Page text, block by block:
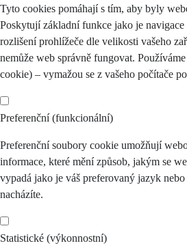
Tyto cookies pomáhají s tím, aby byly
Poskytují základní funkce jako je navigace
rozlišení prohlížeče dle velikosti vašeho
nemůže web správně fungovat.
cookie) – vymažou se z vašeho počítače
Preferenční (funkcionální)
Preferenční soubory cookie umožňují
informace, které mění způsob, jakým se
vypadá jako je váš preferovaný jazyk
nacházíte.
Statistické (výkonnostní)